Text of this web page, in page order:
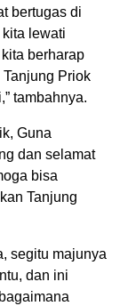
bertugas di
lewati
berharap
Priok
tambahnya.
Guna
dan selamat
bisa
Tanjung
segitu majunya
dan ini